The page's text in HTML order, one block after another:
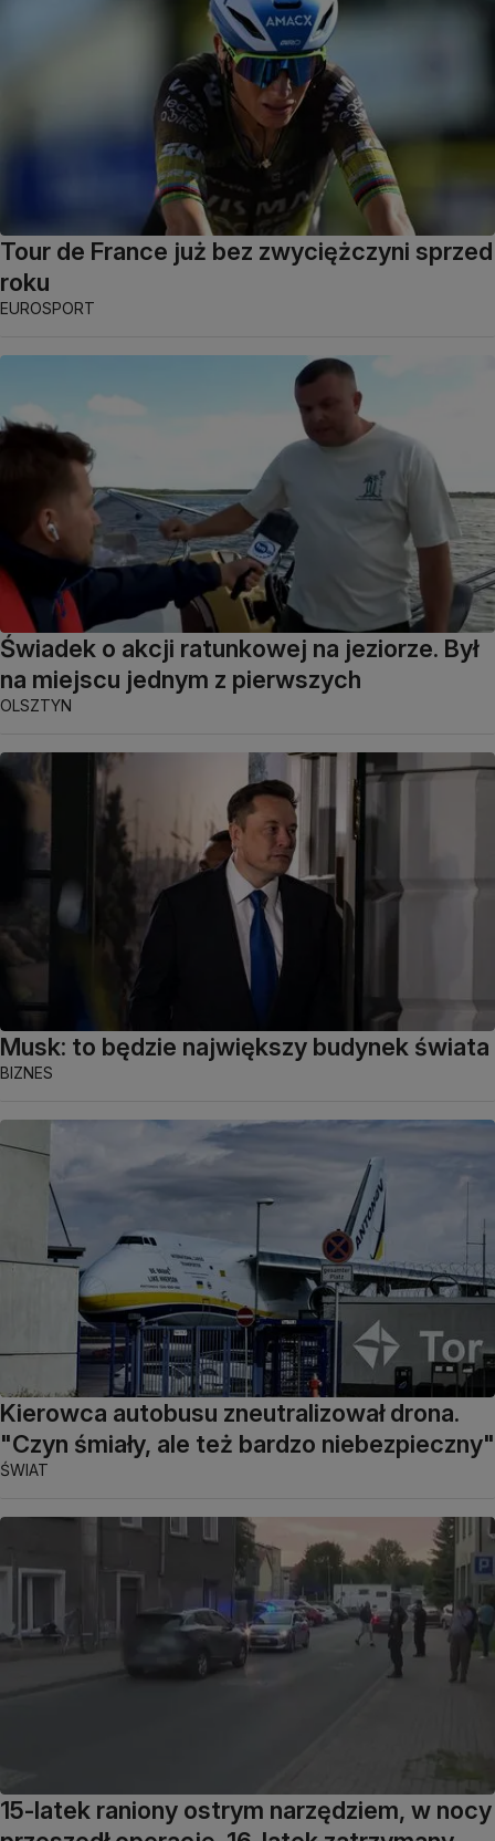
Tour de France już bez zwyciężczyni sprzed
roku
EUROSPORT
Świadek o akcji ratunkowej na jeziorze. Był
na miejscu jednym z pierwszych
OLSZTYN
Musk: to będzie największy budynek świata
BIZNES
Kierowca autobusu zneutralizował drona.
"Czyn śmiały, ale też bardzo niebezpieczny"
ŚWIAT
15-latek raniony ostrym narzędziem, w nocy